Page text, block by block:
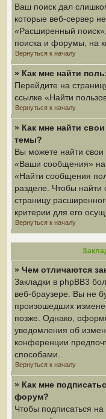
Ваш поиск дал
которые веб-сервер
«Расширенный
поиска и форумы, на
Вернуться к началу
» Как мне найти
Перейдите на
ссылке «Найти
Вернуться к началу
» Как мне найти
темы?
Вы можете найти
«Ваши сообщения» на
«Найти сообщения
разделе. Чтобы найти
страницу
критерии для его
Вернуться к началу
» Чем отличаются
Закладки в phpBB3
веб-браузере. Вы не
произошедших
позже. Однако,
уведомления об
конференции
способами.
Вернуться к началу
» Как мне
форум?
Чтобы подписаться